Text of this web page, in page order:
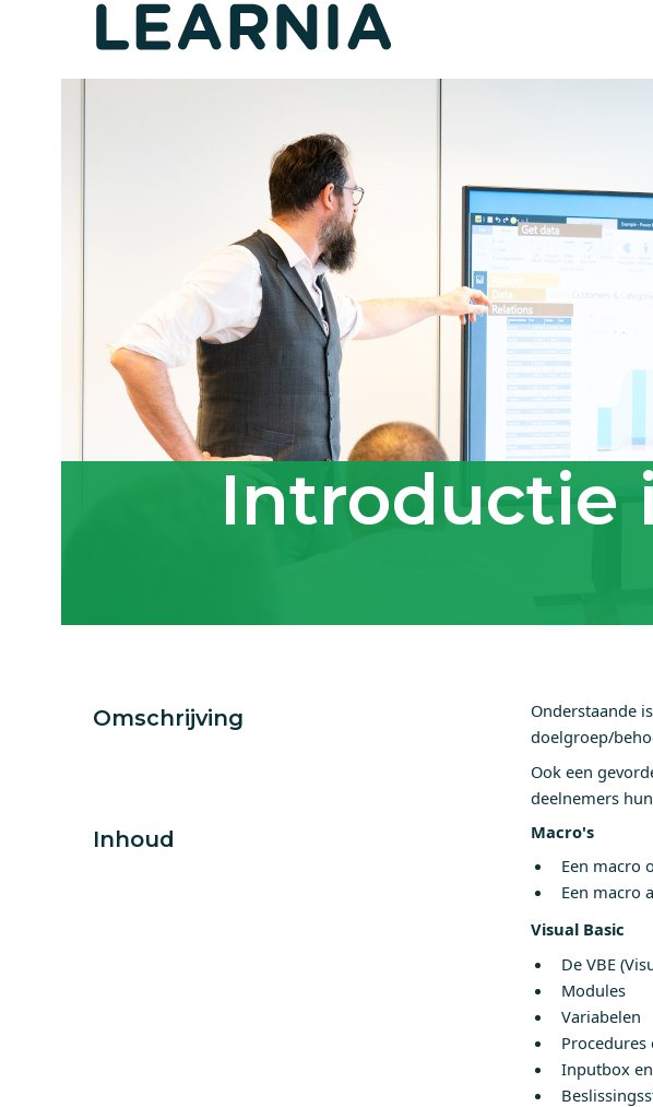
Introductie
Omschrijving
Onderstaande
doelgroep/
Ook een
deelnemers
Inhoud
Macro's
Een macro
Een macro
Visual Basic
De VBE
Modules
Variabelen
Procedures
Inputbox